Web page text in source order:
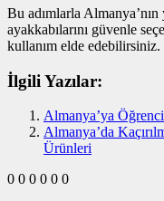
Bu adımlarla
ayakkabılarını güvenle
kullanım elde
İlgili Yazılar:
Almanya’ya
Almanya’da
Ürünleri
0 0 0 0 0 0